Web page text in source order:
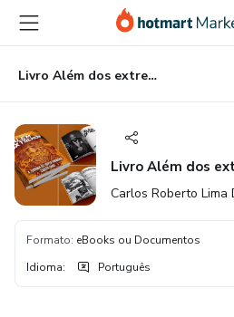
para
conteúdo
principal
para
pagamento
para
rodapé
Livro Além dos extremos
Livro Além dos
Carlos Roberto Lima
Formato: eBooks ou Documentos
Idioma: Português